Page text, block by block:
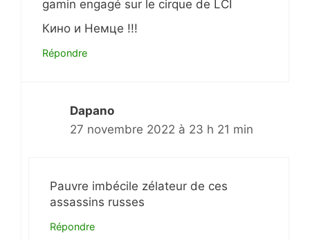
gamin engagé sur le cirque de LCI
Кино и Немце !!!
Répondre
Dapano
27 novembre 2022 à 23 h 21 min
Pauvre imbécile zélateur de ces
assassins russes
Répondre